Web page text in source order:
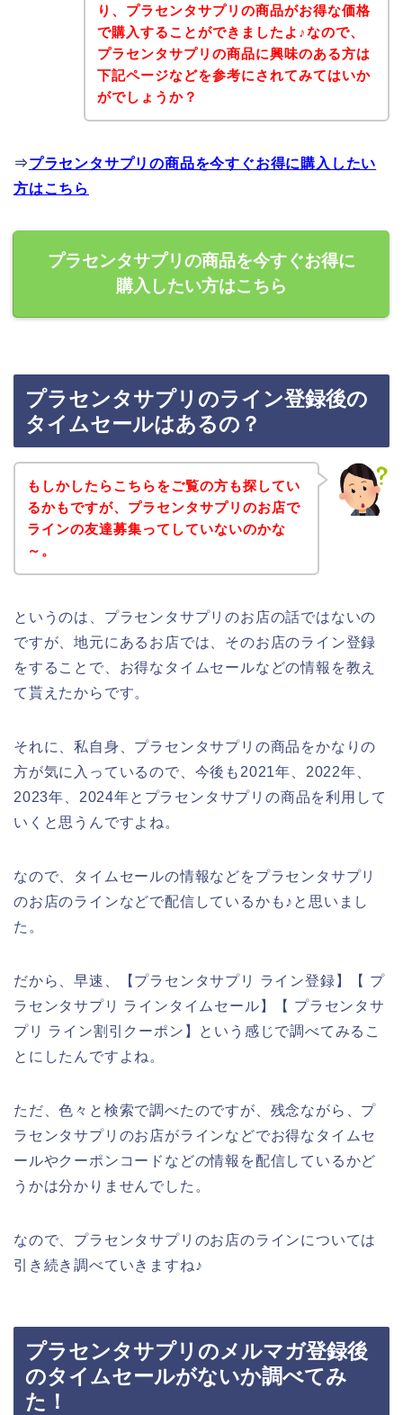
り、プラセンタサプリの商品がお得な価格
で購入することができましたよ♪なので、
プラセンタサプリの商品に興味のある方は
下記ページなどを参考にされてみてはいか
がでしょうか？
⇒プラセンタサプリの商品を今すぐお得に購入したい
方はこちら
プラセンタサプリの商品を今すぐお得に
購入したい方はこちら
プラセンタサプリのライン登録後の
タイムセールはあるの？
もしかしたらこちらをご覧の方も探してい
るかもですが、プラセンタサプリのお店で
ラインの友達募集ってしていないのかな
～。
というのは、プラセンタサプリのお店の話ではないの
ですが、地元にあるお店では、そのお店のライン登録
をすることで、お得なタイムセールなどの情報を教え
て貰えたからです。
それに、私自身、プラセンタサプリの商品をかなりの
方が気に入っているので、今後も2021年、2022年、
2023年、2024年とプラセンタサプリの商品を利用して
いくと思うんですよね。
なので、タイムセールの情報などをプラセンタサプリ
のお店のラインなどで配信しているかも♪と思いまし
た。
だから、早速、【プラセンタサプリ ライン登録】【 プ
ラセンタサプリ ラインタイムセール】【 プラセンタサ
プリ ライン割引クーポン】という感じで調べてみるこ
とにしたんですよね。
ただ、色々と検索で調べたのですが、残念ながら、プ
ラセンタサプリのお店がラインなどでお得なタイムセ
ールやクーポンコードなどの情報を配信しているかど
うかは分かりませんでした。
なので、プラセンタサプリのお店のラインについては
引き続き調べていきますね♪
プラセンタサプリのメルマガ登録後
のタイムセールがないか調べてみ
た！